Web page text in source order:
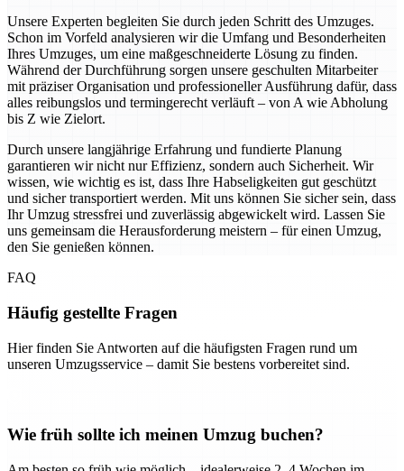
Unsere Experten begleiten Sie durch jeden Schritt des Umzuges.
Schon im Vorfeld analysieren wir die Umfang und Besonderheiten
Ihres Umzuges, um eine maßgeschneiderte Lösung zu finden.
Während der Durchführung sorgen unsere geschulten Mitarbeiter
mit präziser Organisation und professioneller Ausführung dafür, dass
alles reibungslos und termingerecht verläuft – von A wie Abholung
bis Z wie Zielort.
Durch unsere langjährige Erfahrung und fundierte Planung
garantieren wir nicht nur Effizienz, sondern auch Sicherheit. Wir
wissen, wie wichtig es ist, dass Ihre Habseligkeiten gut geschützt
und sicher transportiert werden. Mit uns können Sie sicher sein, dass
Ihr Umzug stressfrei und zuverlässig abgewickelt wird. Lassen Sie
uns gemeinsam die Herausforderung meistern – für einen Umzug,
den Sie genießen können.
FAQ
Häufig gestellte Fragen
Hier finden Sie Antworten auf die häufigsten Fragen rund um
unseren Umzugsservice – damit Sie bestens vorbereitet sind.
Wie früh sollte ich meinen Umzug buchen?